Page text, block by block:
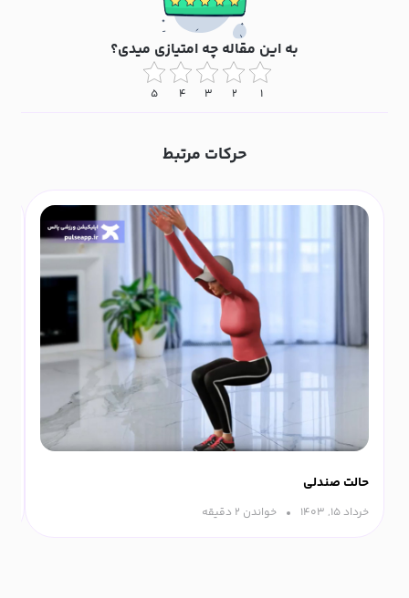
به این مقاله چه امتیازی میدی؟
۱ ۲ ۳ ۴ ۵
حرکات مرتبط
حالت صندلی
خرداد ۱۵, ۱۴۰۳ خواندن ۲ دقیقه‌